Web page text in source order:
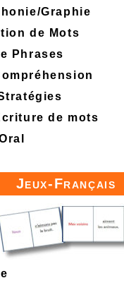
Graphie
de Mots
Phrases
de mots
Jeux-Français